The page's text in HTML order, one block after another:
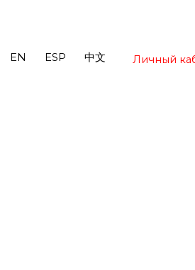
EN ESP 中文 Личный